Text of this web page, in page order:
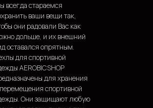
всегда стараемся
ваши вещи так,
они радовали Вас как
дольше, и их внешний
оставался опрятным.
для спортивной
AEROBICSHOP
для хранения
спортивной
Они защищают любую